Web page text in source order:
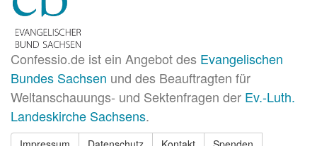
Confessio.de ist ein Angebot des Evangelischen
Bundes Sachsen und des Beauftragten für
Weltanschauungs- und Sektenfragen der Ev.-Luth.
Landeskirche Sachsens.